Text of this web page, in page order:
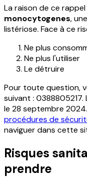
La raison de ce
monocytogenes,
listériose. Face à ce
Ne plus
Ne plus l'utiliser
Le détruire
Pour toute question,
suivant :
le 28 septembre
procédures de
naviguer dans cette
Risques
prendre